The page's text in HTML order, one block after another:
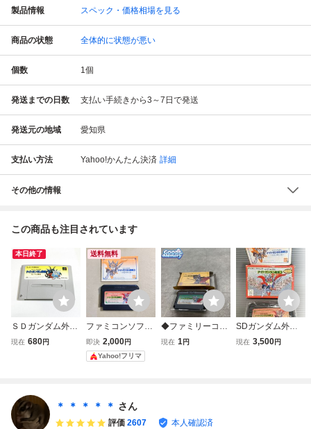
製品情報 スペック・価格相場を見る
商品の状態 全体的に状態が悪い
個数 1個
発送までの日数 支払い手続きから3～7日で発送
発送元の地域 愛知県
支払い方法 Yahoo!かんたん決済 詳細
その他の情報
この商品も注目されています
本日終了
ＳＤガンダム外伝
ナイトガンダム物
ミコン
現在 680円
送料無料
ファミコンソフト
SDガンダム外伝
ナイトガンダム物
語3 伝説の騎士
即決 2,000円
Yahoo!フリマ
◆ファミリーコン
ピューター/ファミ
現在 1円
SDガンダム外伝
ナイトガンダム物
現在 3,500円
＊ ＊ ＊ ＊ ＊ さん
評価 2607 本人確認済